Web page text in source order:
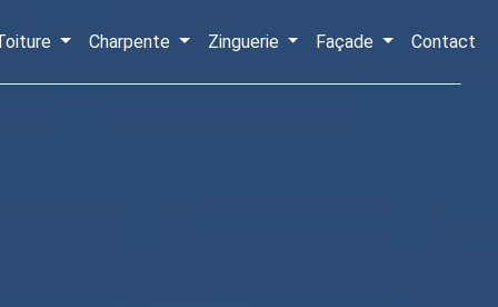
Charpente Zinguerie Façade Contact